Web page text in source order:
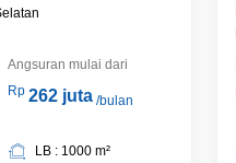
Angsuran mulai dari
Rp262 juta /bulan
LB : 1000 m²